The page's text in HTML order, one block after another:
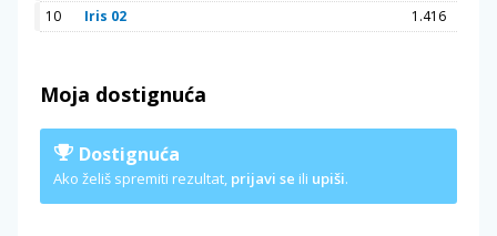
10
Iris 02 1.416
Moja dostignuća
Dostignuća
Ako želiš spremiti rezultat, prijavi se ili upiši.